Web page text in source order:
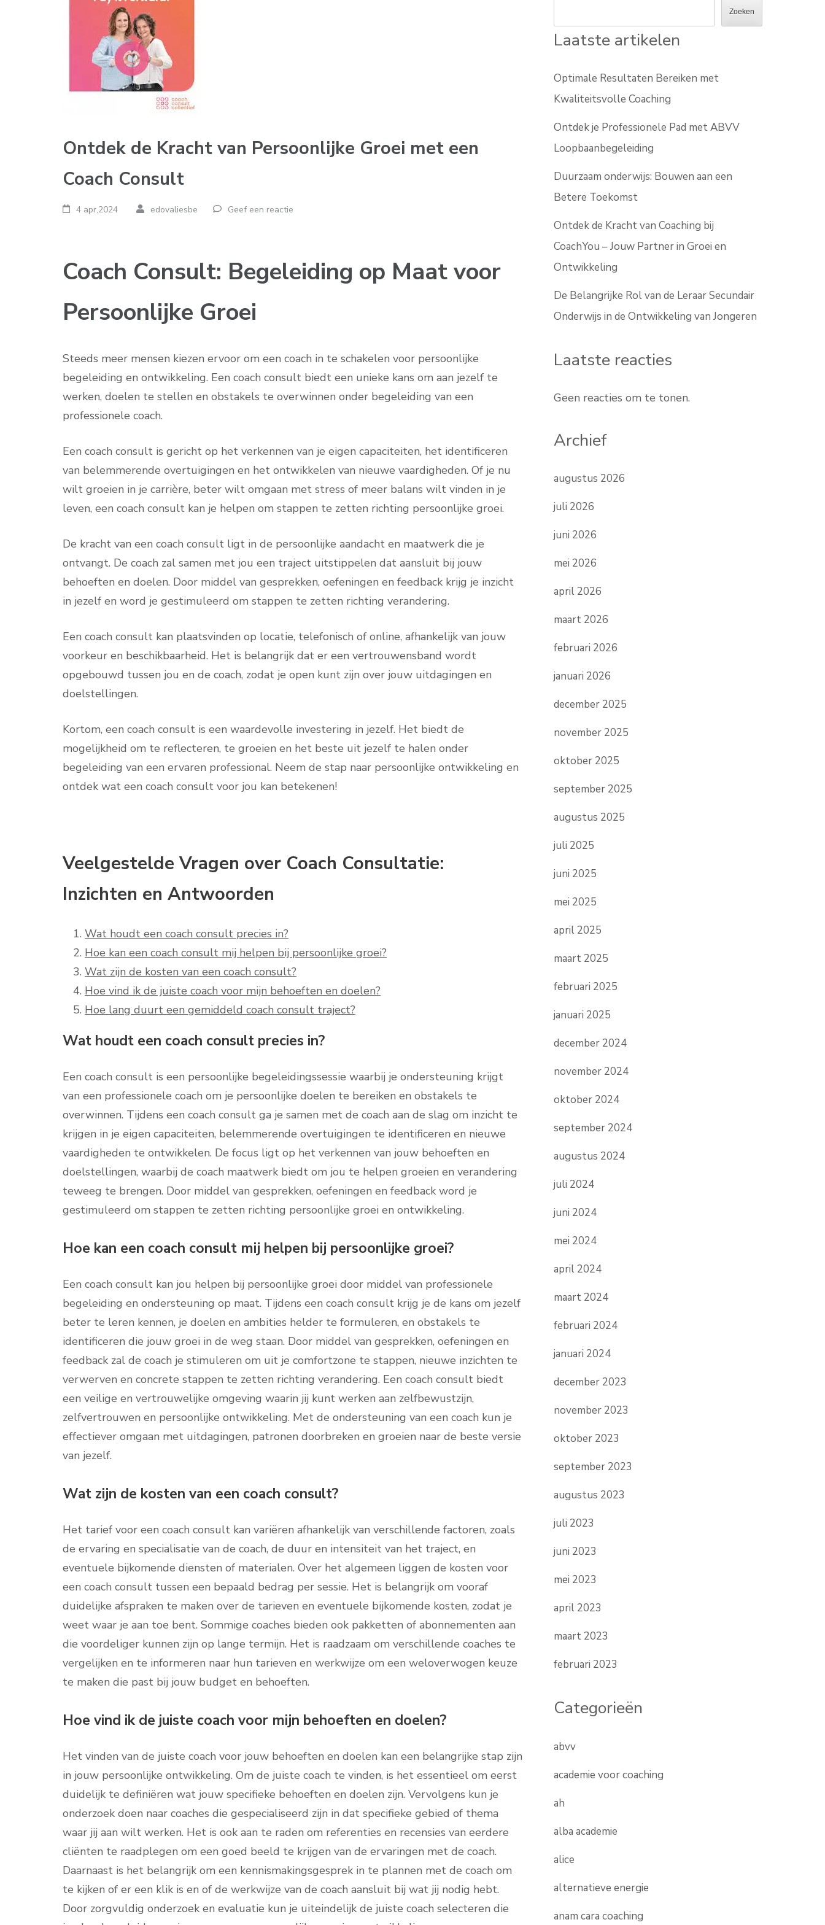
Ontdek de Kracht van Persoonlijke Groei met een
Coach Consult
4 apr,2024 edovaliesbe Geef een reactie
Coach Consult: Begeleiding op Maat voor
Persoonlijke Groei
Steeds meer mensen kiezen ervoor om een coach in te schakelen voor persoonlijke
begeleiding en ontwikkeling. Een coach consult biedt een unieke kans om aan jezelf te
werken, doelen te stellen en obstakels te overwinnen onder begeleiding van een
professionele coach.
Een coach consult is gericht op het verkennen van je eigen capaciteiten, het identificeren
van belemmerende overtuigingen en het ontwikkelen van nieuwe vaardigheden. Of je nu
wilt groeien in je carrière, beter wilt omgaan met stress of meer balans wilt vinden in je
leven, een coach consult kan je helpen om stappen te zetten richting persoonlijke groei.
De kracht van een coach consult ligt in de persoonlijke aandacht en maatwerk die je
ontvangt. De coach zal samen met jou een traject uitstippelen dat aansluit bij jouw
behoeften en doelen. Door middel van gesprekken, oefeningen en feedback krijg je inzicht
in jezelf en word je gestimuleerd om stappen te zetten richting verandering.
Een coach consult kan plaatsvinden op locatie, telefonisch of online, afhankelijk van jouw
voorkeur en beschikbaarheid. Het is belangrijk dat er een vertrouwensband wordt
opgebouwd tussen jou en de coach, zodat je open kunt zijn over jouw uitdagingen en
doelstellingen.
Kortom, een coach consult is een waardevolle investering in jezelf. Het biedt de
mogelijkheid om te reflecteren, te groeien en het beste uit jezelf te halen onder
begeleiding van een ervaren professional. Neem de stap naar persoonlijke ontwikkeling en
ontdek wat een coach consult voor jou kan betekenen!
Veelgestelde Vragen over Coach Consultatie:
Inzichten en Antwoorden
Wat houdt een coach consult precies in?
Hoe kan een coach consult mij helpen bij persoonlijke groei?
Wat zijn de kosten van een coach consult?
Hoe vind ik de juiste coach voor mijn behoeften en doelen?
Hoe lang duurt een gemiddeld coach consult traject?
Wat houdt een coach consult precies in?
Een coach consult is een persoonlijke begeleidingssessie waarbij je ondersteuning krijgt
van een professionele coach om je persoonlijke doelen te bereiken en obstakels te
overwinnen. Tijdens een coach consult ga je samen met de coach aan de slag om inzicht te
krijgen in je eigen capaciteiten, belemmerende overtuigingen te identificeren en nieuwe
vaardigheden te ontwikkelen. De focus ligt op het verkennen van jouw behoeften en
doelstellingen, waarbij de coach maatwerk biedt om jou te helpen groeien en verandering
teweeg te brengen. Door middel van gesprekken, oefeningen en feedback word je
gestimuleerd om stappen te zetten richting persoonlijke groei en ontwikkeling.
Hoe kan een coach consult mij helpen bij persoonlijke groei?
Een coach consult kan jou helpen bij persoonlijke groei door middel van professionele
begeleiding en ondersteuning op maat. Tijdens een coach consult krijg je de kans om jezelf
beter te leren kennen, je doelen en ambities helder te formuleren, en obstakels te
identificeren die jouw groei in de weg staan. Door middel van gesprekken, oefeningen en
feedback zal de coach je stimuleren om uit je comfortzone te stappen, nieuwe inzichten te
verwerven en concrete stappen te zetten richting verandering. Een coach consult biedt
een veilige en vertrouwelijke omgeving waarin jij kunt werken aan zelfbewustzijn,
zelfvertrouwen en persoonlijke ontwikkeling. Met de ondersteuning van een coach kun je
effectiever omgaan met uitdagingen, patronen doorbreken en groeien naar de beste versie
van jezelf.
Wat zijn de kosten van een coach consult?
Het tarief voor een coach consult kan variëren afhankelijk van verschillende factoren, zoals
de ervaring en specialisatie van de coach, de duur en intensiteit van het traject, en
eventuele bijkomende diensten of materialen. Over het algemeen liggen de kosten voor
een coach consult tussen een bepaald bedrag per sessie. Het is belangrijk om vooraf
duidelijke afspraken te maken over de tarieven en eventuele bijkomende kosten, zodat je
weet waar je aan toe bent. Sommige coaches bieden ook pakketten of abonnementen aan
die voordeliger kunnen zijn op lange termijn. Het is raadzaam om verschillende coaches te
vergelijken en te informeren naar hun tarieven en werkwijze om een weloverwogen keuze
te maken die past bij jouw budget en behoeften.
Hoe vind ik de juiste coach voor mijn behoeften en doelen?
Het vinden van de juiste coach voor jouw behoeften en doelen kan een belangrijke stap zijn
in jouw persoonlijke ontwikkeling. Om de juiste coach te vinden, is het essentieel om eerst
duidelijk te definiëren wat jouw specifieke behoeften en doelen zijn. Vervolgens kun je
onderzoek doen naar coaches die gespecialiseerd zijn in dat specifieke gebied of thema
waar jij aan wilt werken. Het is ook aan te raden om referenties en recensies van eerdere
cliënten te raadplegen om een goed beeld te krijgen van de ervaringen met de coach.
Daarnaast is het belangrijk om een kennismakingsgesprek in te plannen met de coach om
te kijken of er een klik is en of de werkwijze van de coach aansluit bij wat jij nodig hebt.
Door zorgvuldig onderzoek en evaluatie kun je uiteindelijk de juiste coach selecteren die
Zoeken
Laatste artikelen
Optimale Resultaten Bereiken met
Kwaliteitsvolle Coaching
Ontdek je Professionele Pad met ABVV
Loopbaanbegeleiding
Duurzaam onderwijs: Bouwen aan een
Betere Toekomst
Ontdek de Kracht van Coaching bij
CoachYou – Jouw Partner in Groei en
Ontwikkeling
De Belangrijke Rol van de Leraar Secundair
Onderwijs in de Ontwikkeling van Jongeren
Laatste reacties
Geen reacties om te tonen.
Archief
augustus 2026
juli 2026
juni 2026
mei 2026
april 2026
maart 2026
februari 2026
januari 2026
december 2025
november 2025
oktober 2025
september 2025
augustus 2025
juli 2025
juni 2025
mei 2025
april 2025
maart 2025
februari 2025
januari 2025
december 2024
november 2024
oktober 2024
september 2024
augustus 2024
juli 2024
juni 2024
mei 2024
april 2024
maart 2024
februari 2024
januari 2024
december 2023
november 2023
oktober 2023
september 2023
augustus 2023
juli 2023
juni 2023
mei 2023
april 2023
maart 2023
februari 2023
Categorieën
abvv
academie voor coaching
ah
alba academie
alice
alternatieve energie
anam cara coaching